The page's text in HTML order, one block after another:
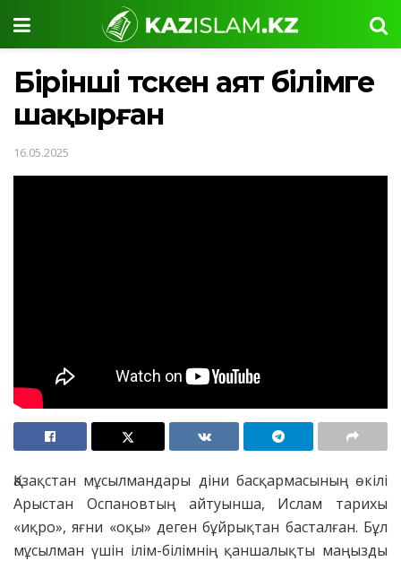
Бірінші түскен аят білімге
шақырған
16.05.2025
Қазақстан мұсылмандары діни басқармасының өкілі
Арыстан Оспановтың айтуынша, Ислам тарихы
«иқро», яғни «оқы» деген бұйрықтан басталған. Бұл
мұсылман үшін ілім-білімнің қаншалықты маңызды